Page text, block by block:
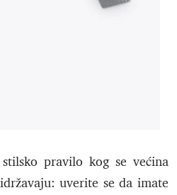
pravilo kog se većina
uverite se da imate